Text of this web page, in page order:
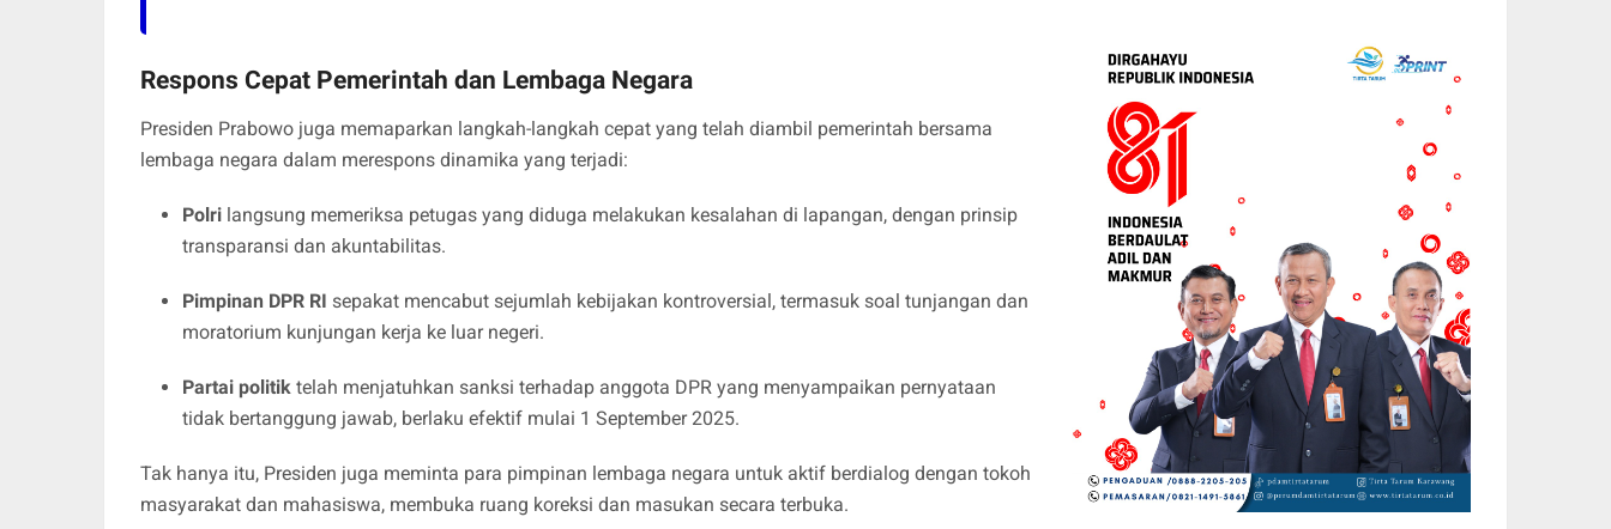
Respons Cepat Pemerintah dan Lembaga Negara
Presiden Prabowo juga memaparkan langkah-langkah cepat yang telah diambil pemerintah bersama
lembaga negara dalam merespons dinamika yang terjadi:
Polri langsung memeriksa petugas yang diduga melakukan kesalahan di lapangan, dengan prinsip
transparansi dan akuntabilitas.
Pimpinan DPR RI sepakat mencabut sejumlah kebijakan kontroversial, termasuk soal tunjangan dan
moratorium kunjungan kerja ke luar negeri.
Partai politik telah menjatuhkan sanksi terhadap anggota DPR yang menyampaikan pernyataan
tidak bertanggung jawab, berlaku efektif mulai 1 September 2025.
Tak hanya itu, Presiden juga meminta para pimpinan lembaga negara untuk aktif berdialog dengan tokoh
masyarakat dan mahasiswa, membuka ruang koreksi dan masukan secara terbuka.